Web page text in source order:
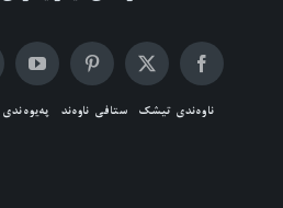
ناوەندی تیشک ستافی ناوەند پەیوەندی